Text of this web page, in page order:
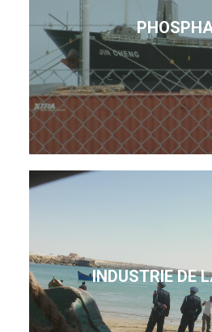
INDUSTRIE DE